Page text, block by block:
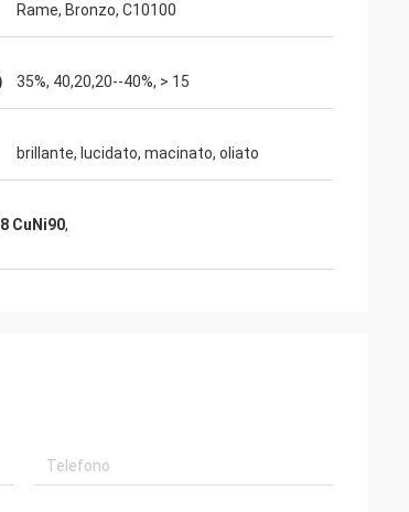
Rame, Bronzo, C10100
35%, 40,20,20--40%, > 15
brillante, lucidato, macinato, oliato
CuNi90,